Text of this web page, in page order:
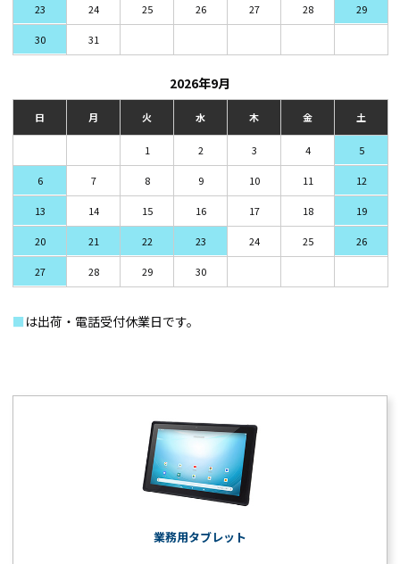
23 24 25 26 27 28 29
30 31
2026年9月
日 月 火 水 木 金 土
1 2 3 4 5
6 7 8 9 10 11 12
13 14 15 16 17 18 19
20 21 22 23 24 25 26
27 28 29 30
■ は出荷・電話受付休業日です。
業務用タブレット